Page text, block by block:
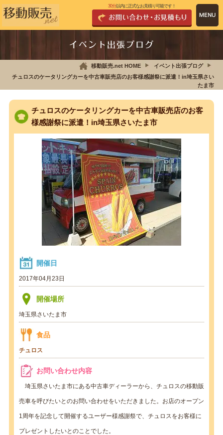
30分以内に正式なお見積り可能です！
イベント出張ブログ
移動販売.net HOME
イベント出張ブログ
チュロスのケータリングカーを中古車販売店のお客様感謝祭に派遣！in埼玉県さい
たま市
チュロスのケータリングカーを中古車販売店のお客
様感謝祭に派遣！in埼玉県さいたま市
開催日
2017年04月23日
開催場所
埼玉県さいたま市
食品
チュロス
お問い合わせ内容
埼玉県さいたま市にある中古車ディーラーから、チュロスの移動販
売車を呼びたいとのお問い合わせをいただきました。お店のオープン
1周年を記念して開催するユーザー様感謝祭で、チュロスをお客様に
プレゼントしたいとのことでした。